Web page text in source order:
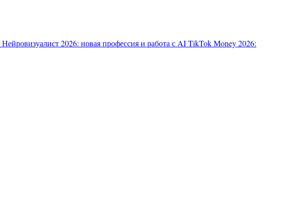
Нейровизуалист 2026: новая профессия и работа с AITikTok Money 2026: